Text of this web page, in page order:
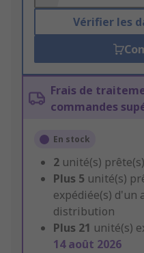
Vérifier les
Frais de
commandes
En stock
2 unité(s)
Plus 5 unité(s)
expédiée(s) d'un
distribution
Plus 21 unité(s)
14 août 2026